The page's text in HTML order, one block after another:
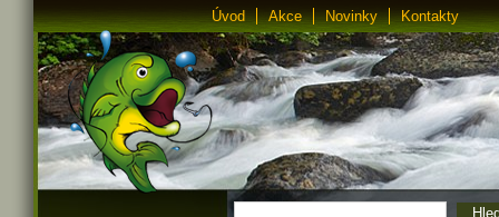
Úvod Akce Novinky Kontakty